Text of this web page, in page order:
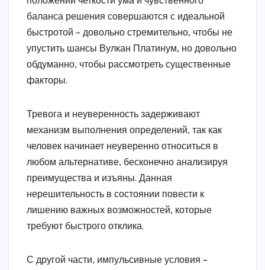
баланса решения совершаются с идеальной
быстротой – довольно стремительно, чтобы не
упустить шансы Вулкан Платинум, но довольно
обдуманно, чтобы рассмотреть существенные
факторы.
Тревога и неуверенность задерживают
механизм выполнения определений, так как
человек начинает неуверенно относиться в
любом альтернативе, бесконечно анализируя
преимущества и изъяны. Данная
нерешительность в состоянии повести к
лишению важных возможностей, которые
требуют быстрого отклика.
С другой части, импульсивные условия –